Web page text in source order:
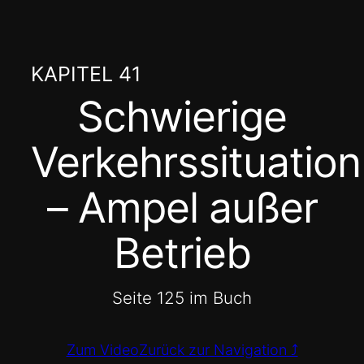
springen
KAPITEL 41
Schwierige
Verkehrssituation
– Ampel außer
Betrieb
Seite 125 im Buch
Zum VideoZurück zur Navigation ⤴